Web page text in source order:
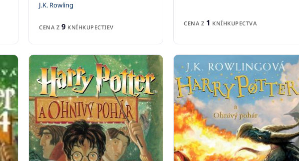
J.K. Rowling
CENA Z 9 KNÍHKUPECTIEV
CENA Z 1 KNÍHKUPECTVA